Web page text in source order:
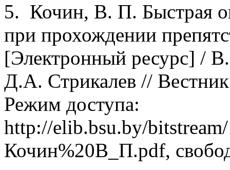
5. Кочин, В. П. Быстрая
при прохождении
[Электронный ресурс] /
Д.А. Стрикалев //
Режим доступа:
http://elib.bsu.by/
Кочин%20В_П.pdf,